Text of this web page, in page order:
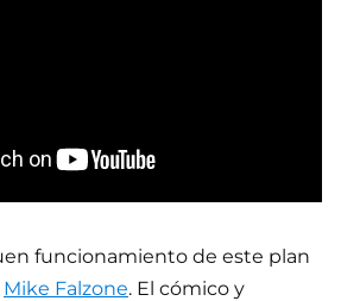
funcionamiento de este plan
Mike Falzone. El cómico y